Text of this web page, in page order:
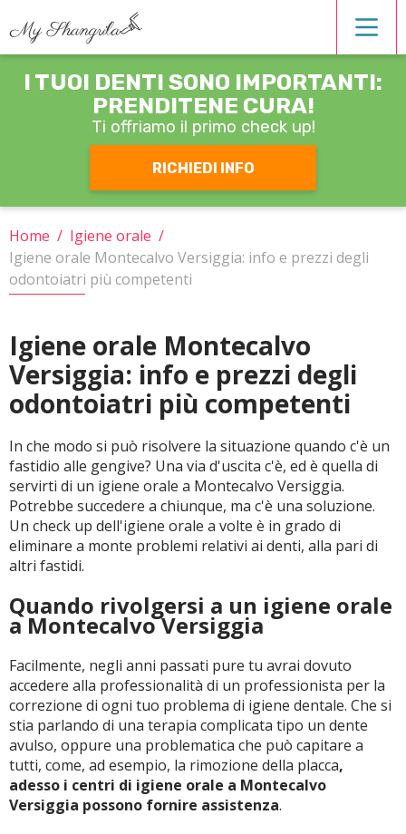
Estetica dentale
Igiene orale
Operatori
Ortodonzia
Protesi
CERCA
I TUOI DENTI SONO IMPORTANTI:
PRENDITENE CURA!
Ti offriamo il primo check up!
RICHIEDI INFO
Home / Igiene orale /
Igiene orale Montecalvo Versiggia: info e prezzi degli
odontoiatri più competenti
Igiene orale Montecalvo
Versiggia: info e prezzi degli
odontoiatri più competenti
In che modo si può risolvere la situazione quando c'è un
fastidio alle gengive? Una via d'uscita c'è, ed è quella di
servirti di un igiene orale a Montecalvo Versiggia.
Potrebbe succedere a chiunque, ma c'è una soluzione.
Un check up dell'igiene orale a volte è in grado di
eliminare a monte problemi relativi ai denti, alla pari di
altri fastidi.
Quando rivolgersi a un igiene orale
a Montecalvo Versiggia
Facilmente, negli anni passati pure tu avrai dovuto
accedere alla professionalità di un professionista per la
correzione di ogni tuo problema di igiene dentale. Che si
stia parlando di una terapia complicata tipo un dente
avulso, oppure una problematica che può capitare a
tutti, come, ad esempio, la rimozione della placca,
adesso i centri di igiene orale a Montecalvo
Versiggia possono fornire assistenza.